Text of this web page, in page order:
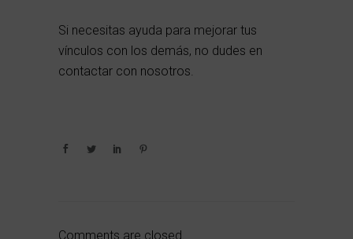
Si necesitas ayuda para mejorar tus
vínculos con los demás, no dudes en
contactar con nosotros.
Comments are closed.